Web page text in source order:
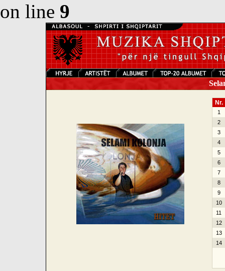
on line 9
Nr.
1
2
3
4
5
6
7
8
9
10
11
12
13
14